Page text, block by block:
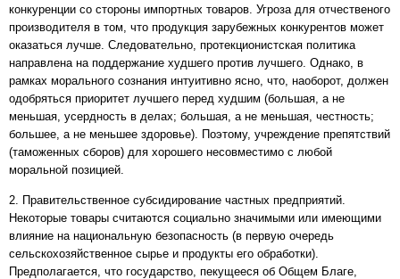
конкуренции со стороны импортных товаров. Угроза для отчественого
производителя в том, что продукция зарубежных конкурентов может
оказаться лучше. Следовательно, протекционистская политика
направлена на поддержание худшего против лучшего. Однако, в
рамках морального сознания интуитивно ясно, что, наоборот, должен
одобряться приоритет лучшего перед худшим (большая, а не
меньшая, усердность в делах; большая, а не меньшая, честность;
большее, а не меньшее здоровье). Поэтому, учреждение препятствий
(таможенных сборов) для хорошего несовместимо с любой
моральной позицией.
2. Правительственное субсидирование частных предприятий.
Некоторые товары считаются социально значимыми или имеющими
влияние на национальную безопасность (в первую очередь
сельскохозяйственное сырье и продукты его обработки).
Предполагается, что государство, пекущееся об Общем Благе,